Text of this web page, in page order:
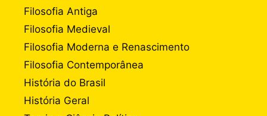
Filosofia Antiga
Filosofia Medieval
Filosofia Moderna e Renascimento
Filosofia Contemporânea
História do Brasil
História Geral